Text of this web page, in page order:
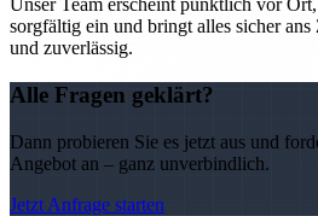
Unser Team erscheint pünktlich vor
sorgfältig ein und bringt alles sicher
und zuverlässig.
Alle Fragen geklärt?
Dann probieren Sie es jetzt aus und
Angebot an – ganz unverbindlich.
Jetzt Anfrage starten